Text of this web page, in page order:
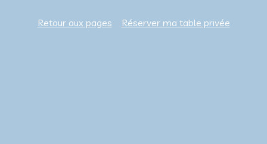
Retour aux pages Réserver ma table privée